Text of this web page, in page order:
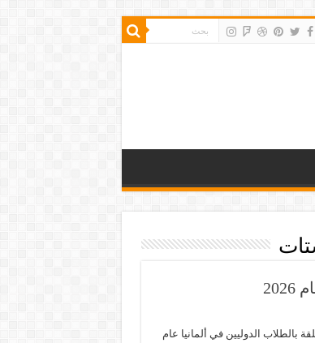
بالطلاب الدوليين في ألمانيا عام